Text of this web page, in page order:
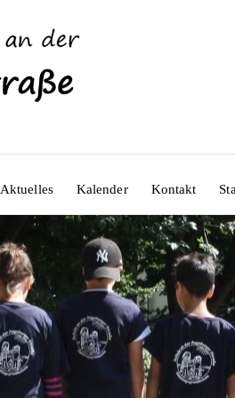
Aktuelles Kalender Kontakt